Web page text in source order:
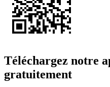
Téléchargez notre
gratuitement